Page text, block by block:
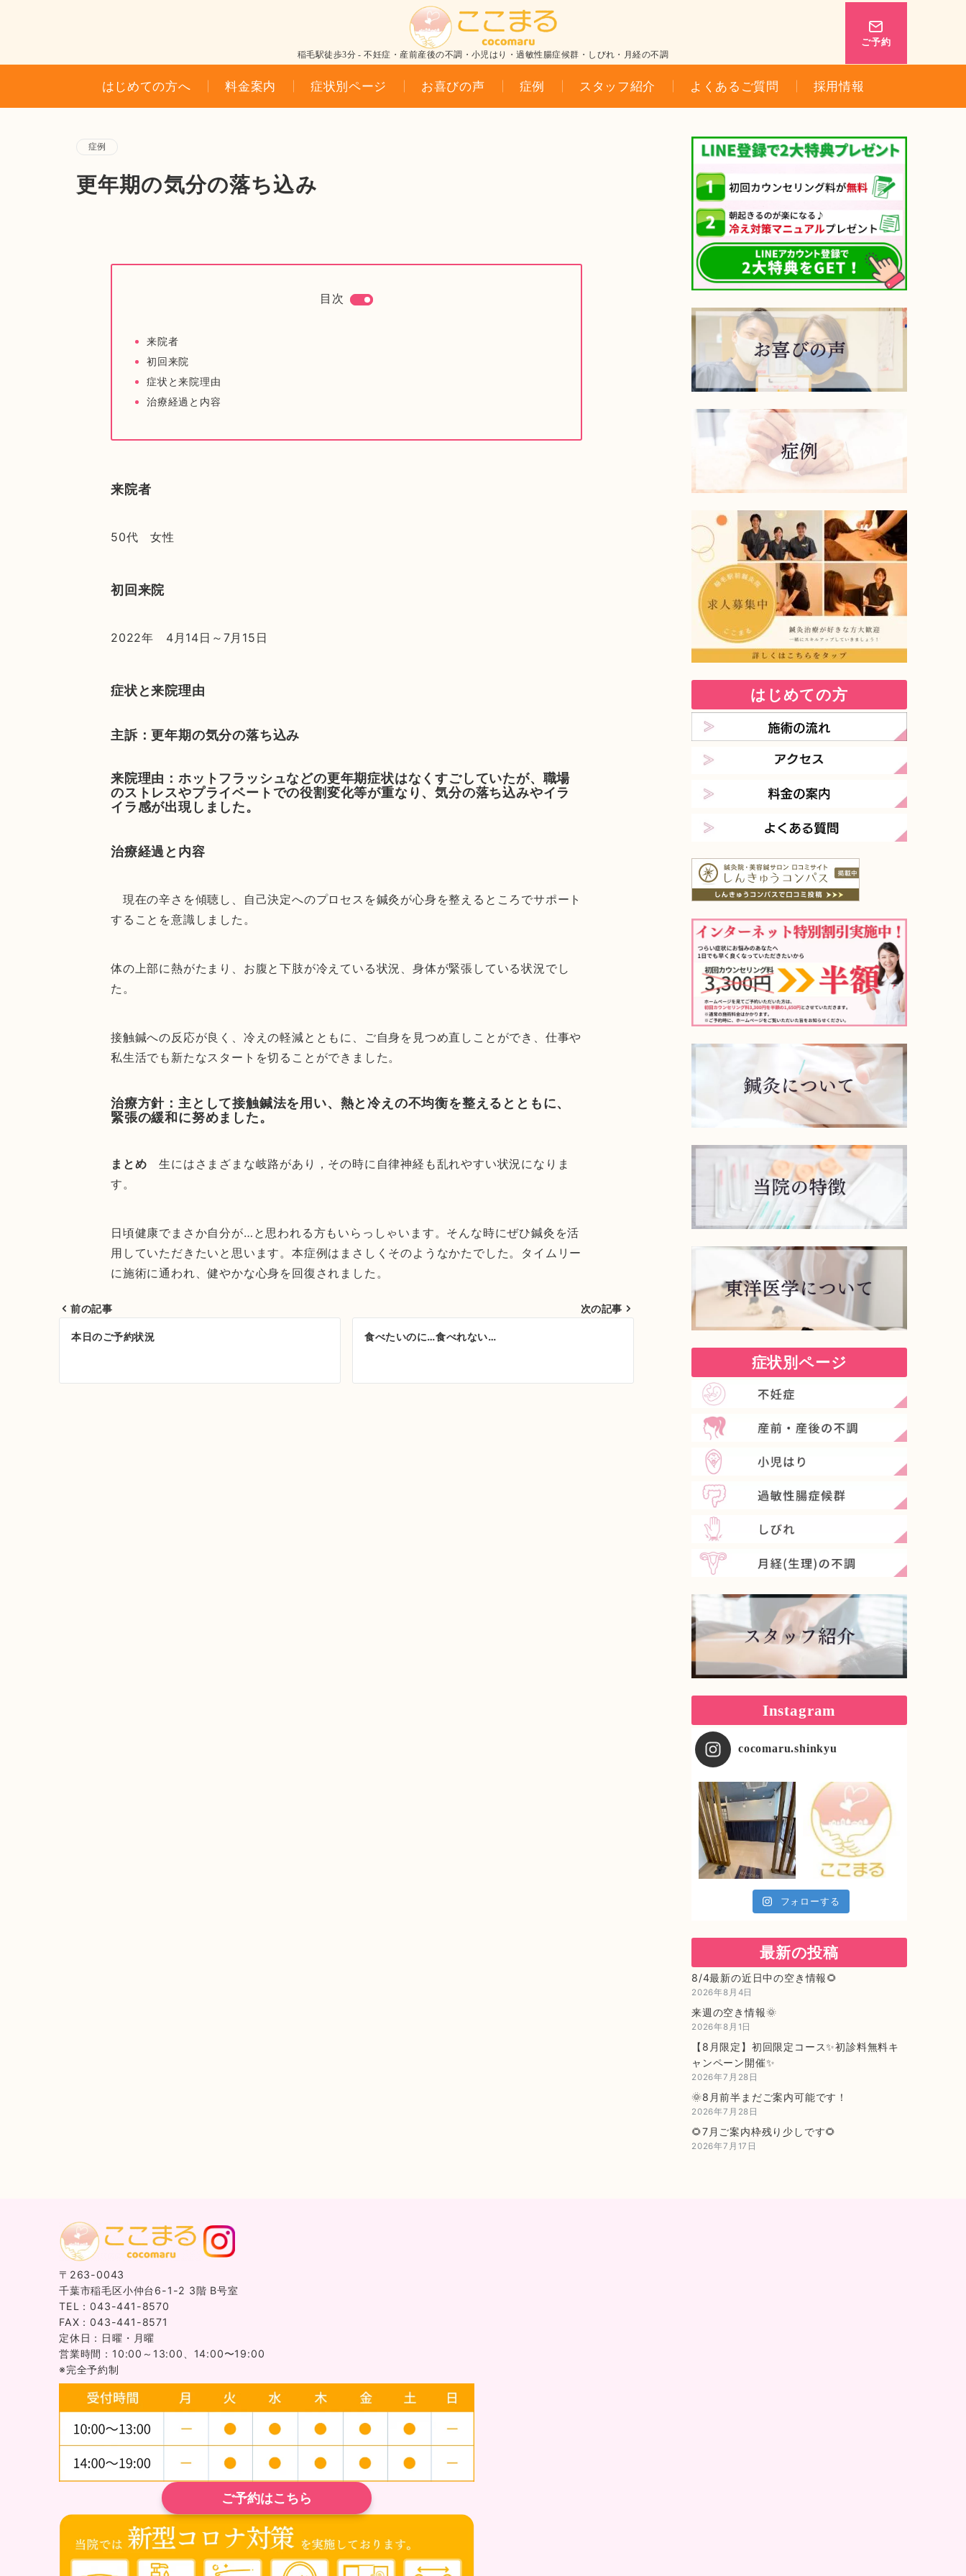
稲毛駅徒歩3分 - 不妊症・産前産後の不調・小児はり・過敏性腸症候群・しびれ・月経の不調
ご予約
はじめての方へ 料金案内 症状別ページ お喜びの声 症例 スタッフ紹介 よくあるご質問 採用情報
症例
更年期の気分の落ち込み
目次
来院者
初回来院
症状と来院理由
治療経過と内容
来院者
50代 女性
初回来院
2022年 4月14日～7月15日
症状と来院理由
主訴：更年期の気分の落ち込み
来院理由：ホットフラッシュなどの更年期症状はなくすごしていたが、職場
のストレスやプライベートでの役割変化等が重なり、気分の落ち込みやイラ
イラ感が出現しました。
治療経過と内容
現在の辛さを傾聴し、自己決定へのプロセスを鍼灸が心身を整えるところでサポート
することを意識しました。
体の上部に熱がたまり、お腹と下肢が冷えている状況、身体が緊張している状況でし
た。
接触鍼への反応が良く、冷えの軽減とともに、ご自身を見つめ直しことができ、仕事や
私生活でも新たなスタートを切ることができました。
治療方針：主として接触鍼法を用い、熱と冷えの不均衡を整えるとともに、
緊張の緩和に努めました。
まとめ生にはさまざまな岐路があり，その時に自律神経も乱れやすい状況になりま
す。
日頃健康でまさか自分が…と思われる方もいらっしゃいます。そんな時にぜひ鍼灸を活
用していただきたいと思います。本症例はまさしくそのようなかたでした。タイムリー
に施術に通われ、健やかな心身を回復されました。
投
前の記事
本日のご予約状況
次の記事
食べたいのに…食べれない…
はじめての方
症状別ページ
Instagram
cocomaru.shinkyu
フォローする
最新の投稿
8/4最新の近日中の空き情報🌻
2026年8月4日
来週の空き情報🌞
2026年8月1日
【8月限定】初回限定コース✨初診料無料キ
ャンペーン開催✨
2026年7月28日
🌞8月前半まだご案内可能です！
2026年7月28日
🌻7月ご案内枠残り少しです🌻
2026年7月17日
〒263-0043
千葉市稲毛区小仲台6-1-2 3階 B号室
TEL：043-441-8570
FAX：043-441-8571
定休日：日曜・月曜
営業時間：10:00～13:00、14:00〜19:00
※完全予約制
ご予約はこちら